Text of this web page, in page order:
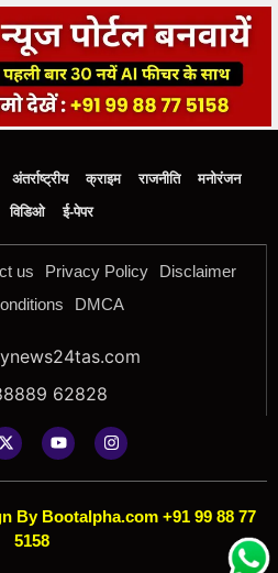
अंतर्राष्ट्रीय क्राइम राजनीति
मनोरंजन
विडिओ ई-पेपर
us Privacy Policy
Disclaimer
DMCA
62828
By Bootalpha.com +91 99 88 77
5158